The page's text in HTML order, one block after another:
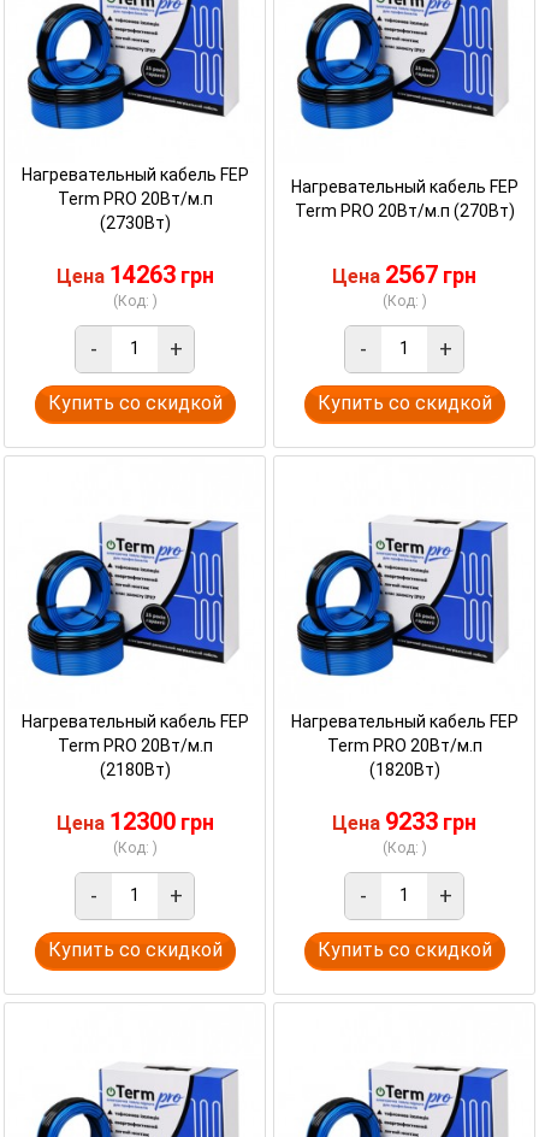
Нагревательный кабель FEP
Term PRO 20Вт/м.п
(2730Вт)
Цена 14263 грн
(Код: )
- +
Купить со скидкой
Нагревательный кабель FEP
Term PRO 20Вт/м.п (270Вт)
Цена 2567 грн
(Код: )
- +
Купить со скидкой
Нагревательный кабель FEP
Term PRO 20Вт/м.п
(2180Вт)
Цена 12300 грн
(Код: )
- +
Купить со скидкой
Нагревательный кабель FEP
Term PRO 20Вт/м.п
(1820Вт)
Цена 9233 грн
(Код: )
- +
Купить со скидкой